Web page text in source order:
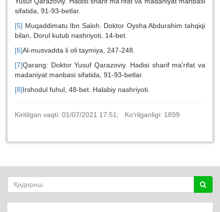
sifatida, 91-93-betlar.
[5] Muqaddimatu Ibn Saloh. Doktor Oysha Abdurahim tahqiqi
bilan, Dorul kutub nashriyoti, 14-bet.
[6]Al-musvadda li oli taymiya, 247-248.
[7]Qarang: Doktor Yusuf Qarazoviy. Hadisi sharif ma'rifat va
madaniyat manbasi sifatida, 91-93-betlar.
[8]Irshodul fuhul, 48-bet. Halabiy nashriyoti.
Kiritilgan vaqti: 01/07/2021 17:51; Ko‘rilganligi: 1899